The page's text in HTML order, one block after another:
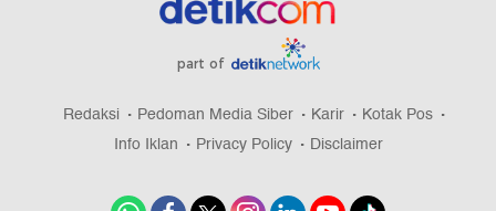
part of
Redaksi Pedoman Media Siber Karir
Kotak Pos
Info Iklan
Privacy Policy Disclaimer